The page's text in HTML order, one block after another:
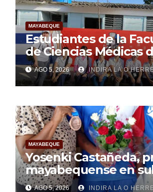
MAYABEQUE
Estudiantes de la
de Ciencias Médicas
Mayabeque realizan
pesquisa
AGO 5, 2026 INDIRA LA O
MAYABEQUE
Yosenki Castañeda,
mayabequense en
podio
AGO 5, 2026 INDIRA LA O